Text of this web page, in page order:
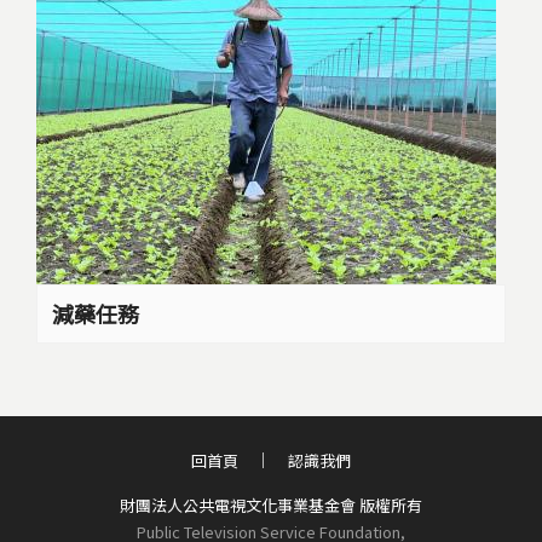
減藥任務
財團法人公共電視文化事業基金會 版權所有
Public Television Service Foundation,
回首頁 認識我們